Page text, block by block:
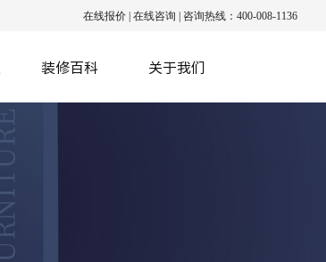
在线报价 | 在线咨询 | 咨询热线：400-008-1136
装修百科 关于我们